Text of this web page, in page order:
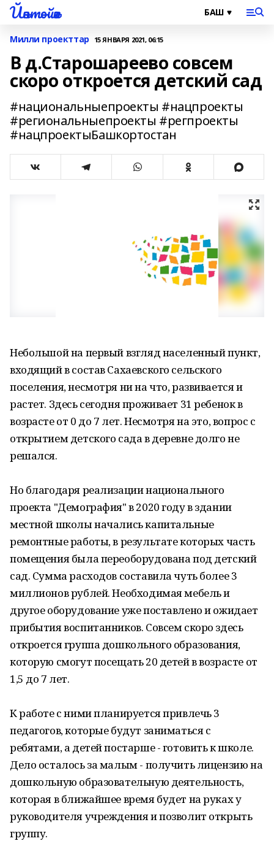
Йәнтөйәк
Милли проекттар 15 ЯНВАРЯ 2021, 06:15
В д.Старошареево совсем
скоро откроется детский сад
#национальныепроекты #нацпроекты
#региональныепроекты #регпроекты
#нацпроектыБашкортостан
Небольшой на первый взгляд населенный пункт,
входящий в состав Сахаевского сельского
поселения, несмотря ни на что, развивается и
растет. Здесь сегодня проживает 31 ребенок в
возрасте от 0 до 7 лет. Несмотря на это, вопрос с
открытием детского сада в деревне долго не
решался.
Но благодаря реализации национального
проекта "Демография" в 2020 году в здании
местной школы начались капитальные
ремонтные работы, в результате которых часть
помещения была переоборудована под детский
сад. Сумма расходов составила чуть более 3
миллионов рублей. Необходимая мебель и
другое оборудование уже поставлено и ожидает
прибытия воспитанников. Совсем скоро здесь
откроется группа дошкольного образования,
которую смогут посещать 20 детей в возрасте от
1,5 до 7 лет.
К работе с ними планируется привлечь 3
педагогов, которые будут заниматься с
ребятами, а детей постарше - готовить к школе.
Дело осталось за малым - получить лицензию на
дошкольную образовательную деятельность,
которая в ближайшее время будет на руках у
руководителя учреждения и позволит открыть
группу.